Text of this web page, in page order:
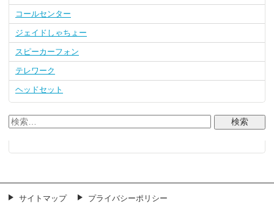
コールセンター
ジェイドしゃちょー
スピーカーフォン
テレワーク
ヘッドセット
サイトマップ プライバシーポリシー